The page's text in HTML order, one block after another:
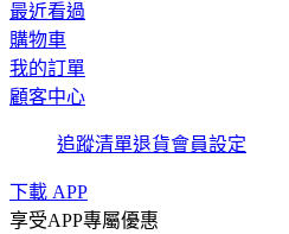
最近看過
購物車
我的訂單
顧客中心
追蹤清單退貨會員設定
下載 APP
享受APP專屬優惠